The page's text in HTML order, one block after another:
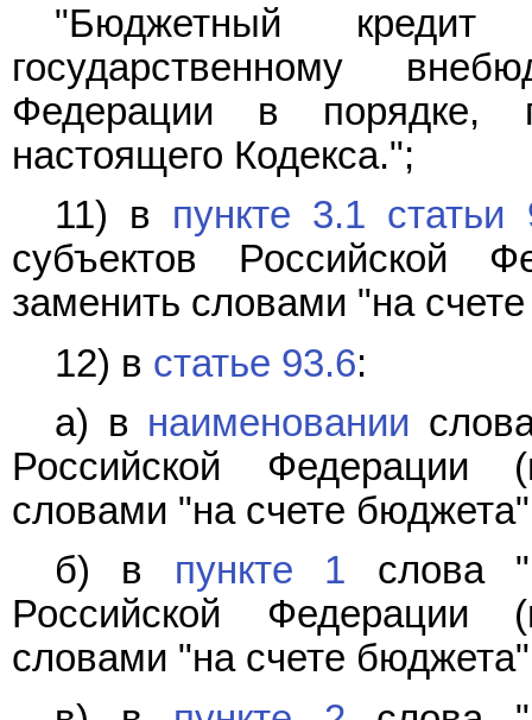
"Бюджетный
государственному
Федерации в порядке,
настоящего Кодекса.";
11) в пункте 3.1 статьи
субъектов Российской
заменить словами "на
12) в статье 93.6:
а) в наименовании
Российской Федерации
словами "на счете
б) в пункте 1 слова
Российской Федерации
словами "на счете